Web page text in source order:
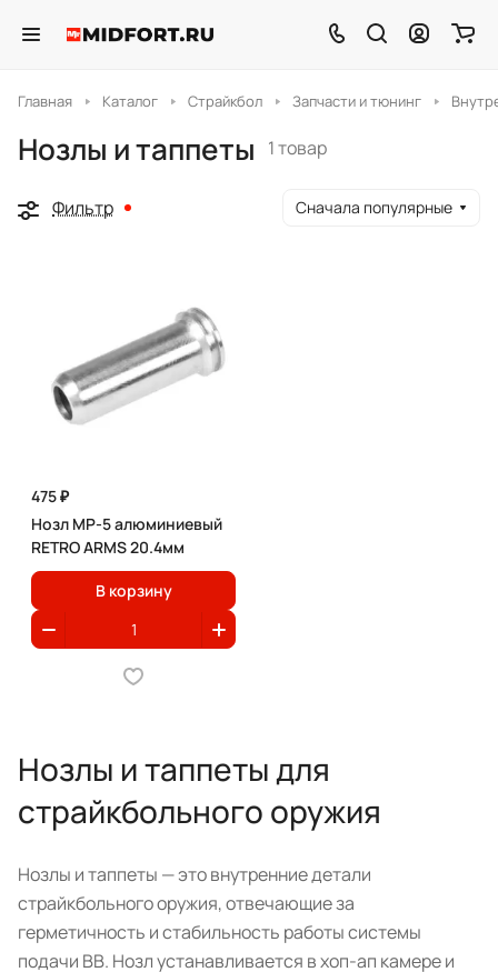
Главная Каталог Страйкбол Запчасти и тюнинг
Нозлы и таппеты 1 товар
Фильтр Сначала популярные
475 ₽
Нозл MP-5 алюминиевый
RETRO ARMS 20.4мм
В корзину
Нозлы и таппеты для
страйкбольного оружия
Нозлы и таппеты — это внутренние детали
страйкбольного оружия, отвечающие за
герметичность и стабильность работы системы
подачи BB. Нозл устанавливается в хоп-ап камере и